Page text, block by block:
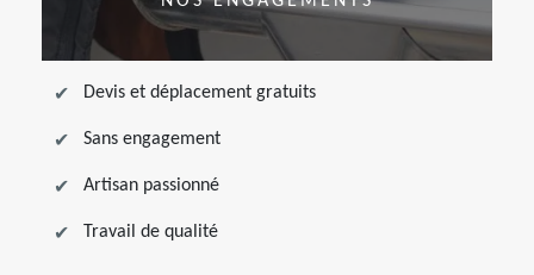
Devis et déplacement gratuits
Sans engagement
Artisan passionné
Travail de qualité